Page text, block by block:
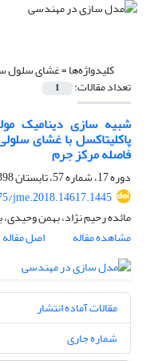
کلیدواژه‌ها =غشای سلول
تعداد مقالات: 1
شبیه سازی دینامیک
پاکلیتاکسل با غشای
فاصله مرکز جرم
دوره 17، شماره 57، تابستان 1398، صفحه
jme.2018.14617.1445
مائده رحیم نژاد، بهمن
مشاهده مقاله
اصل مقاله
مقالات آماده انتشار
شماره جاری